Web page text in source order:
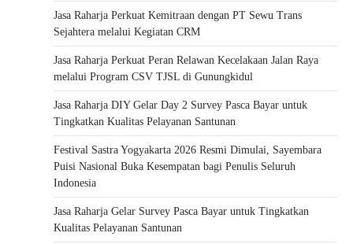
Jasa Raharja Perkuat Kemitraan dengan PT Sewu Trans
Sejahtera melalui Kegiatan CRM
Jasa Raharja Perkuat Peran Relawan Kecelakaan Jalan Raya
melalui Program CSV TJSL di Gunungkidul
Jasa Raharja DIY Gelar Day 2 Survey Pasca Bayar untuk
Tingkatkan Kualitas Pelayanan Santunan
Festival Sastra Yogyakarta 2026 Resmi Dimulai, Sayembara
Puisi Nasional Buka Kesempatan bagi Penulis Seluruh
Indonesia
Jasa Raharja Gelar Survey Pasca Bayar untuk Tingkatkan
Kualitas Pelayanan Santunan